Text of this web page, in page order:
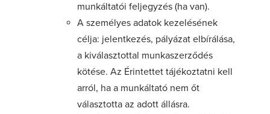
munkáltatói feljegyzés (ha van).
A személyes adatok kezelésének
célja: jelentkezés, pályázat elbírálása,
a kiválasztottal munkaszerződés
kötése. Az Érintettet tájékoztatni kell
arról, ha a munkáltató nem őt
választotta az adott állásra.